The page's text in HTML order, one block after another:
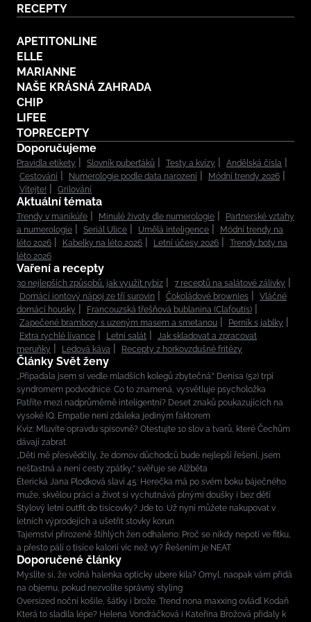
RECEPTY
APETITONLINE
ELLE
MARIANNE
NAŠE KRÁSNÁ ZAHRADA
CHIP
LIFEE
TOPRECEPTY
Doporučujeme
Pravidla etikety Slovník puberťáků Testy a kvízy
Andělská čísla
Cestování
Numerologie podle data narození
Módní trendy 2026
Vítejte!
Grilování
Aktuální témata
Trendy v manikúře Minulé životy dle numerologie
Partnerské vztahy
a numerologie
Seriál Ulice Umělá inteligence
Módní trendy na
léto 2026
Kabelky na léto 2026 Letní účesy 2026
Trendy boty na
léto 2026
Vaření a recepty
30 nejlepších způsobů, jak využít rybíz
7 receptů na salátové zálivky
Domácí iontový nápoj ze tří surovin
Čokoládové brownies
Vláčné
domácí housky
Francouzská třešňová bublanina (Clafoutis)
Zapečené brambory s uzeným masem a smetanou
Perník s jablky
Extra rychlé lívance
Letní salát
Jak skladovat a zpracovat
meruňky
Ledová káva Recepty z horkovzdušné fritézy
Články Svět ženy
„Připadala jsem si vedle mladších kolegů zbytečná.“ Denisa (52) trpí
syndromem podvodnice. Co to znamená, vysvětluje psycholožka
Patříte mezi nadprůměrně inteligentní? Deset znaků poukazujících na
vysoké IQ. Empatie není zdaleka jediným faktorem
Kvíz: Mluvíte opravdu spisovně? Otestujte 10 slov a tvarů, které Čechům
dávají zabrat
„Děti mě přesvědčily, že domov důchodců bude nejlepší řešení, jsem
nešťastná a není cesty zpátky,“ svěřuje se Alžběta
Éterická Jana Plodková slaví 45: Herečka má po svém boku báječného
muže, skvělou práci a život si vychutnává plnými doušky i bez dětí
Stylový letní outfit do tisícovky? Jde to. Už nyní můžete nakupovat v
letních výprodejích a ušetřit stovky korun
Tajemství přirozeně štíhlých žen odhaleno: Proč se nikdy nepotí ve fitku,
a přesto pálí o tisíce kalorií víc než vy? Řešením je NEAT
Doporučené články
Myslíte si, že volná halenka opticky ubere kila? Omyl, naopak vám přidá
na objemu, pokud nezvolíte správný styling
Oversized noční košile, šátky i brože. Trend nona maxxing ovládl Kodaň
Která to sladila lépe? Helena Vondráčková i Kateřina Brožová přidaly k